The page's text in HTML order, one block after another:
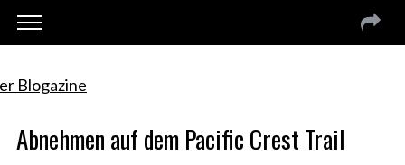
Abnehmen auf dem Pacific Crest Trail